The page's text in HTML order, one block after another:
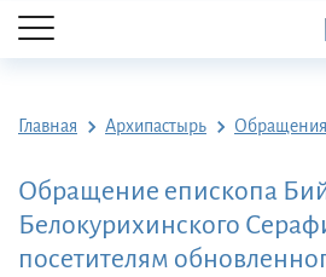
Главная Архипастырь Обращения
Обращение епископа
Белокурихинского
посетителям